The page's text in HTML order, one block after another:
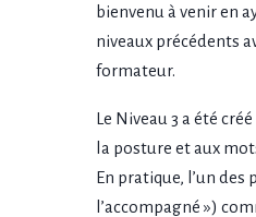
bienvenu à venir en
niveaux précédents
formateur.
Le Niveau 3 a été
la posture et aux
En pratique, l’un des
l’accompagné »)